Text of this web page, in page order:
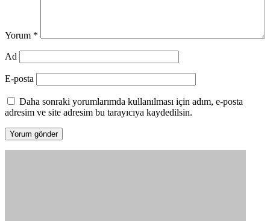
Yorum *
Ad
E-posta
Daha sonraki yorumlarımda kullanılması için adım, e-posta
adresim ve site adresim bu tarayıcıya kaydedilsin.